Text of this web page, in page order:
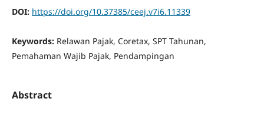
DOI: https://doi.org/10.37385/ceej.v7i6.11339
Keywords: Relawan Pajak, Coretax, SPT Tahunan,
Pemahaman Wajib Pajak, Pendampingan
Abstract